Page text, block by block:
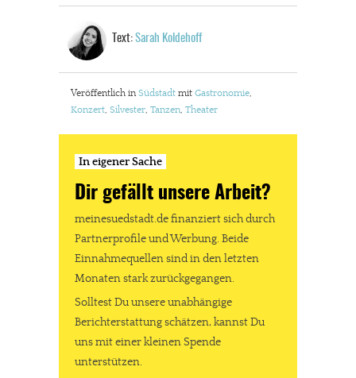
Text: Sarah Koldehoff
Veröffentlich in Südstadt mit Gastronomie,
Konzert, Silvester, Tanzen, Theater
In eigener Sache
Dir gefällt unsere Arbeit?
meinesuedstadt.de finanziert sich durch
Partnerprofile und Werbung. Beide
Einnahmequellen sind in den letzten
Monaten stark zurückgegangen.
Solltest Du unsere unabhängige
Berichterstattung schätzen, kannst Du
uns mit einer kleinen Spende
unterstützen.